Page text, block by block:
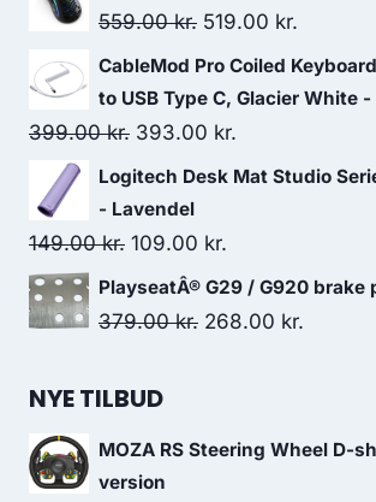
was:
is:
559.00kr. Original
price
was:
559.00 kr..
519.00 kr.
price
is:
CableMod Pro Coiled
to USB Type C, Glacier White -
399.00kr. Original
price
was:
399.00 kr..
393.00 kr.
price
Logitech Desk Mat Studio
- Lavendel
149.00kr. Original
price
was:
109.00 kr.
price
is:
PlayseatÂ® G29 / G920 brake
379.00kr. Original
268.00 kr.
NYE TILBUD
MOZA RS Steering Wheel D-
version